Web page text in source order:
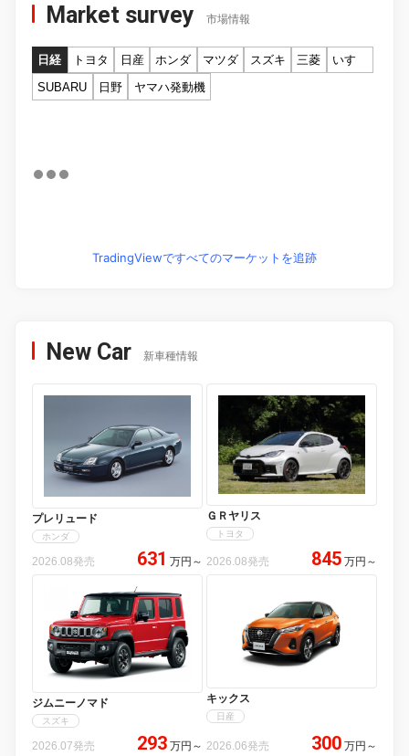
Market survey 市場情報
日経 トヨタ 日産 ホンダ マツダ スズキ 三菱
いすゞ
SUBARU
日野 ヤマハ発動機
TradingViewですべてのマーケットを追跡
New Car 新車種情報
プレリュード
ホンダ
2026.08発売 631 万円 ～
ＧＲヤリス
トヨタ
2026.08発売 845 万円 ～
ジムニーノマド
スズキ
2026.07発売 293 万円 ～
キックス
日産
2026.06発売 300 万円 ～